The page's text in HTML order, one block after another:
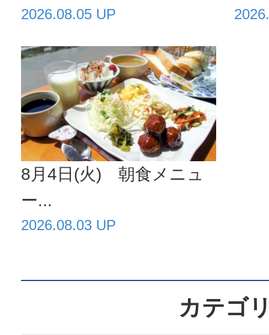
2026.08.05 UP
8月4日(火) 朝食メニュ
ー...
2026.08.03 UP
カテゴ